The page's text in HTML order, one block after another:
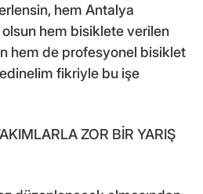
hem Antalya
olsun hem bisiklete verilen
hem de profesyonel bisiklet
fikriyle bu işe
ZOR BİR YARIŞ